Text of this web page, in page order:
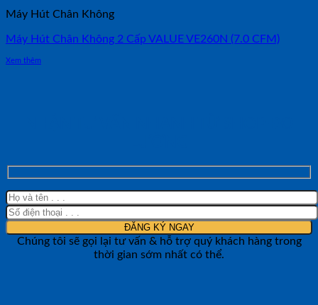
Máy Hút Chân Không
Máy Hút Chân Không 2 Cấp VALUE VE260N (7.0 CFM)
Xem thêm
Chúng tôi sẽ gọi lại tư vấn & hỗ trợ quý khách hàng trong
thời gian sớm nhất có thể.